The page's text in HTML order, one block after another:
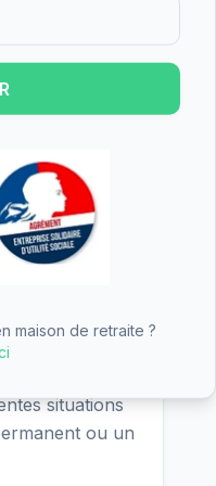
de vie
déduction
en fait une
situations
ou un
maison de retraite ?